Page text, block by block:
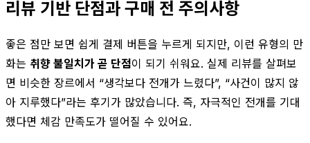
리뷰 기반 단점과 구매 전 주의사항
좋은 점만 보면 쉽게 결제 버튼을 누르게 되지만, 이런 유형의 만
화는 취향 불일치가 곧 단점이 되기 쉬워요. 실제 리뷰를 살펴보
면 비슷한 장르에서 “생각보다 전개가 느렸다”, “사건이 많지 않
아 지루했다”라는 후기가 많았습니다. 즉, 자극적인 전개를 기대
했다면 체감 만족도가 떨어질 수 있어요.